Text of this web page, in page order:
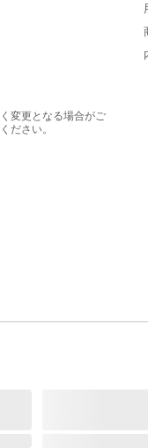
変更となる場合がご
ださい。